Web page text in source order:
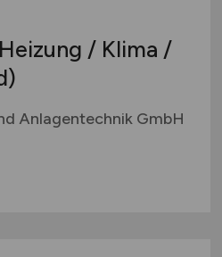
/ Klima /
Anlagentechnik GmbH